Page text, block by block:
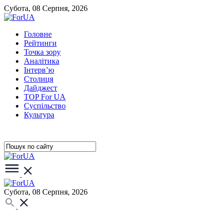
Субота, 08 Серпня, 2026
Головне
Рейтинги
Точка зору
Аналітика
Інтерв’ю
Столиця
Дайджест
TOP For UA
Суспiльство
Культура
Субота, 08 Серпня, 2026